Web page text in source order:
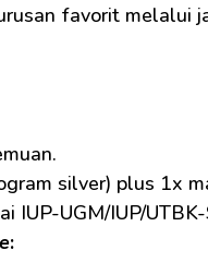
favorit melalui
silver) plus 1x
IUP-UGM/IUP/
: